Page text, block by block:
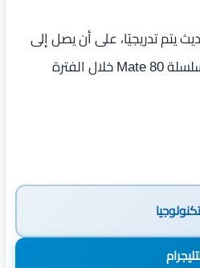
يتم تدريجيًا، على أن يصل إلى
جميع مستخدمي هواتف سلسلة Mate 80 خلال الفترة